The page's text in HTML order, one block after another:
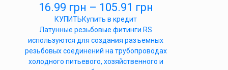
16.99 грн – 105.91 грн
КУПИТЬКупить в кредит
Латунные резьбовые фитинги RS
используются для создания разъемных
резьбовых соединений на трубопроводах
холодного питьевого, хозяйственного и